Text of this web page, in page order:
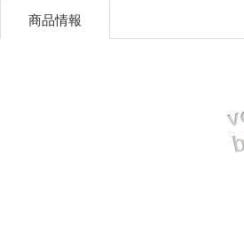
商品情報